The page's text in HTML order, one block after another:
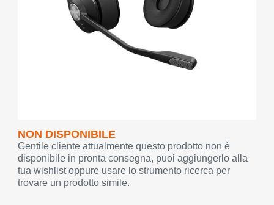
NON DISPONIBILE
Gentile cliente attualmente questo prodotto non è
disponibile in pronta consegna, puoi aggiungerlo alla
tua wishlist oppure usare lo strumento ricerca per
trovare un prodotto simile.